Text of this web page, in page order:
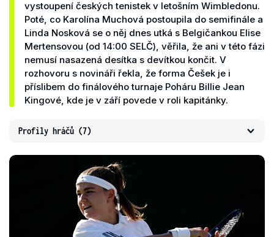
vystoupení českých tenistek v letošním Wimbledonu.
Poté, co Karolína Muchová postoupila do semifinále a
Linda Nosková se o něj dnes utká s Belgičankou Elise
Mertensovou (od 14:00 SELČ), věřila, že ani v této fázi
nemusí nasazená desítka s devítkou končit. V
rozhovoru s novináři řekla, že forma Češek je i
příslibem do finálového turnaje Poháru Billie Jean
Kingové, kde je v září povede v roli kapitánky.
Profily hráčů (7)